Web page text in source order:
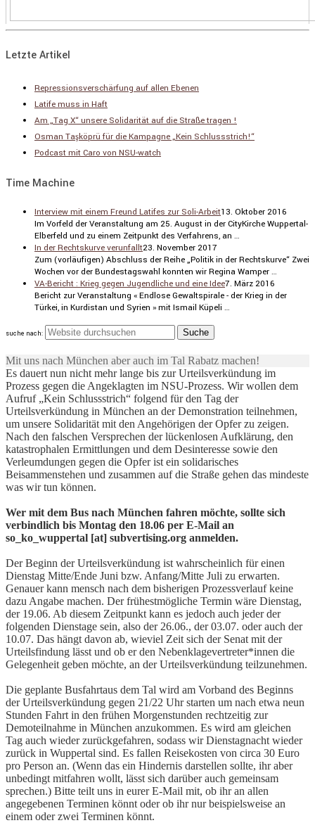
Letzte Artikel
Repressionsverschärfung auf allen Ebenen
Latife muss in Haft
Am „Tag X“ unsere Solidarität auf die Straße tragen !
Osman Taşköprü für die Kampagne „Kein Schlussstrich!“
Podcast mit Caro von NSU-watch
Time Machine
Interview mit einem Freund Latifes zur Soli-Arbeit13. Oktober 2016
Im Vorfeld der Veran­stal­tung am 25. August in der CityKirche Wuppertal-
Elber­feld und zu einem Zeitpunkt des Verfah­rens, an …
In der Rechtskurve verunfallt23. November 2017
Zum (vorläu­figen) Abschluss der Reihe „Politik in der Rechts­kurve“ Zwei
Wochen vor der Bundes­tags­wahl konnten wir Regina Wamper …
VA-Bericht : Krieg gegen Jugendliche und eine Idee7. März 2016
Bericht zur Veran­stal­tung « Endlose Gewalt­spi­rale - der Krieg in der
Türkei, in Kurdi­stan und Syrien » mit Ismail Küpeli …
suche nach:
Mit uns nach München aber auch im Tal Rabatz machen!
Es dauert nun nicht mehr lange bis zur Urteilsverkündung im
Prozess gegen die Angeklagten im NSU-Prozess. Wir wollen dem
Aufruf „Kein Schlussstrich“ folgend für den Tag der
Urteilsverkündung in München an der Demonstration teilnehmen,
um unsere Solidarität mit den Angehörigen der Opfer zu zeigen.
Nach den falschen Versprechen der lückenlosen Aufklärung, den
katastrophalen Ermittlungen und dem Desinteresse sowie den
Verleumdungen gegen die Opfer ist ein solidarisches
Beisammenstehen und zusammen auf die Straße gehen das mindeste
was wir tun können.
Wer mit dem Bus nach München fahren möchte, sollte sich
verbindlich bis Montag den 18.06 per E-Mail an
so_ko_wuppertal [at] subvertising.org anmelden.
Der Beginn der Urteilsverkündung ist wahrscheinlich für einen
Dienstag Mitte/Ende Juni bzw. Anfang/Mitte Juli zu erwarten.
Genauer kann mensch nach dem bisherigen Prozessverlauf keine
dazu Angabe machen. Der frühestmögliche Termin wäre Dienstag,
der 19.06. Ab diesem Zeitpunkt kann es jedoch auch jeder der
folgenden Dienstage sein, also der 26.06., der 03.07. oder auch der
10.07. Das hängt davon ab, wieviel Zeit sich der Senat mit der
Urteilsfindung lässt und ob er den Nebenklagevertreter*innen die
Gelegenheit geben möchte, an der Urteilsverkündung teilzunehmen.
Die geplante Busfahrtaus dem Tal wird am Vorband des Beginns
der Urteilsverkündung gegen 21/22 Uhr starten um nach etwa neun
Stunden Fahrt in den frühen Morgenstunden rechtzeitig zur
Demoteilnahme in München anzukommen. Es wird am gleichen
Tag auch wieder zurückgefahren, sodass wir Dienstagnacht wieder
zurück in Wuppertal sind. Es fallen Reisekosten von circa 30 Euro
pro Person an. (Wenn das ein Hindernis darstellen sollte, ihr aber
unbedingt mitfahren wollt, lässt sich darüber auch gemeinsam
sprechen.) Bitte teilt uns in eurer E-Mail mit, ob ihr an allen
angegebenen Terminen könnt oder ob ihr nur beispielsweise an
einem oder zwei Terminen könnt.